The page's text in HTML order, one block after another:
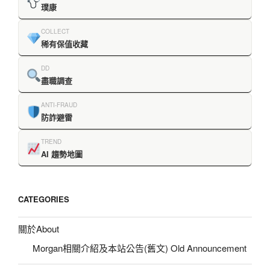
璞康
COLLECT
稀有保值收藏
DD
盡職調查
ANTI-FRAUD
防詐避雷
TREND
AI 趨勢地圖
CATEGORIES
關於About
Morgan相關介紹及本站公告(舊文) Old Announcement